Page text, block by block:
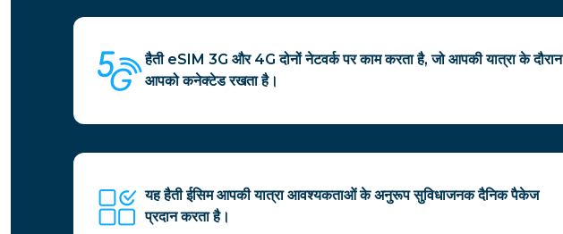
हैती eSIM 3G और 4G दोनों नेटवर्क पर काम करता है, जो आपकी यात्रा के दौरान
आपको कनेक्टेड रखता है।
यह हैती ईसिम आपकी यात्रा आवश्यकताओं के अनुरूप सुविधाजनक दैनिक पैकेज
प्रदान करता है।